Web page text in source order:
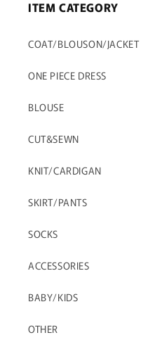
ITEM CATEGORY
COAT/BLOUSON/JACKET
ONE PIECE DRESS
BLOUSE
CUT&SEWN
KNIT/CARDIGAN
SKIRT/PANTS
SOCKS
ACCESSORIES
BABY/KIDS
OTHER